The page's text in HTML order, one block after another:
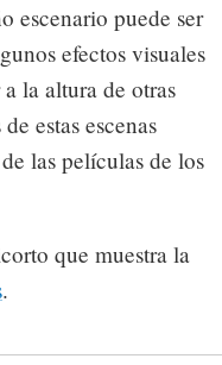
escenario puede ser
efectos visuales
la altura de otras
estas escenas
las películas de los
que muestra la
.